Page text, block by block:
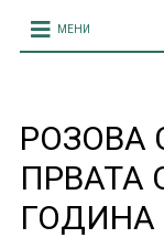
МЕНИ
РОЗОВА
ПРВАТА
ГОДИНА